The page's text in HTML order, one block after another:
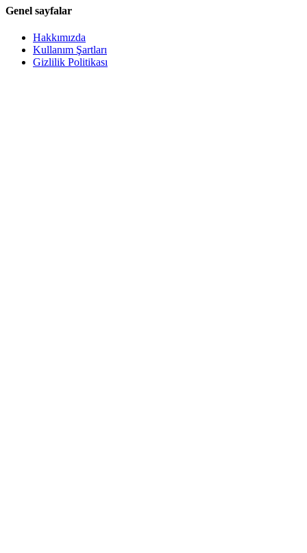
Genel sayfalar
Hakkımızda
Kullanım Şartları
Gizlilik Politikası